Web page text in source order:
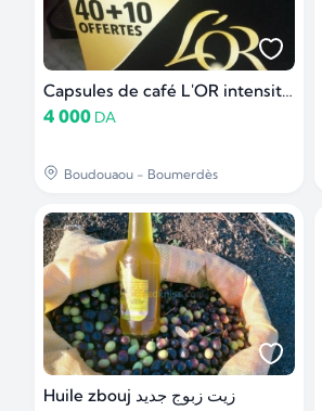
Capsules de café L'OR intensité 11
4 000 DA
Boudouaou - Boumerdès
Huile zbouj زيت زبوج جديد